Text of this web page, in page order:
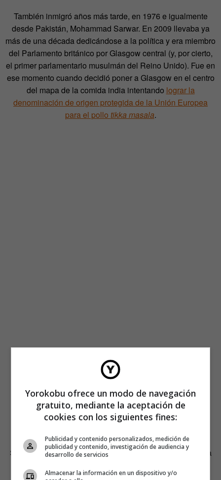
También inmigró años más tarde, en 1976 e igualmente
desde Pakistán, Mohammad Sarwar. En 2009 llevaba ya
más de una década dedicándose a la política y era miembro
del Parlamento británico por Glasgow central (y, por cierto,
el primer parlamentario musulmán del Reino Unido). Fue en
ese momento cuando decidió poner a Glasgow en el centro
del mapa de la comida india intentando lograr la
denominación de origen protegida de la Unión Europea
para el pollo tikka masala.
Sarwar pidió que el Parlamento apoyara la campaña para
origen del plato, algo que haría que empezase a ser
Yorokobu ofrece un modo de navegación
gratuito, mediante la aceptación de
cookies con los siguientes fines:
Publicidad y contenido personalizados, medición de
publicidad y contenido, investigación de audiencia y
desarrollo de servicios
Almacenar la información en un dispositivo y/o